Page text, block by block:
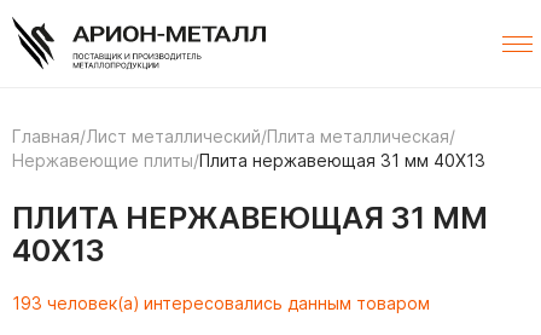
Главная/Лист металлический/Плита металлическая/
Нержавеющие плиты/Плита нержавеющая 31 мм 40Х13
ПЛИТА НЕРЖАВЕЮЩАЯ 31 ММ
40Х13
193 человек(а) интересовались данным товаром